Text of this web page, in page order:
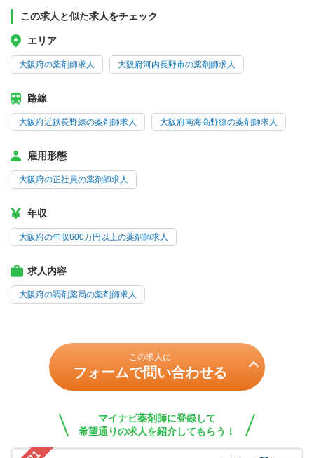
この求人と似た求人をチェック
エリア
大阪府の薬剤師求人 大阪府河内長野市の薬剤師求人
路線
大阪府近鉄長野線の薬剤師求人 大阪府南海高野線の薬剤師求人
雇用形態
大阪府の正社員の薬剤師求人
年収
大阪府の年収600万円以上の薬剤師求人
求人内容
大阪府の調剤薬局の薬剤師求人
この求人に
フォームで問い合わせる
マイナビ薬剤師に登録して
希望通りの求人を紹介してもらう！